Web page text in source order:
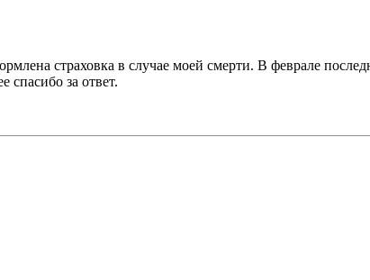
страховка в случае моей смерти. В феврале
спасибо за ответ.